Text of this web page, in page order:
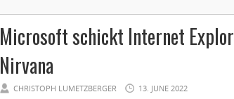
Microsoft schickt Internet
Nirvana
CHRISTOPH LUMETZBERGER 13. JUNE 2022